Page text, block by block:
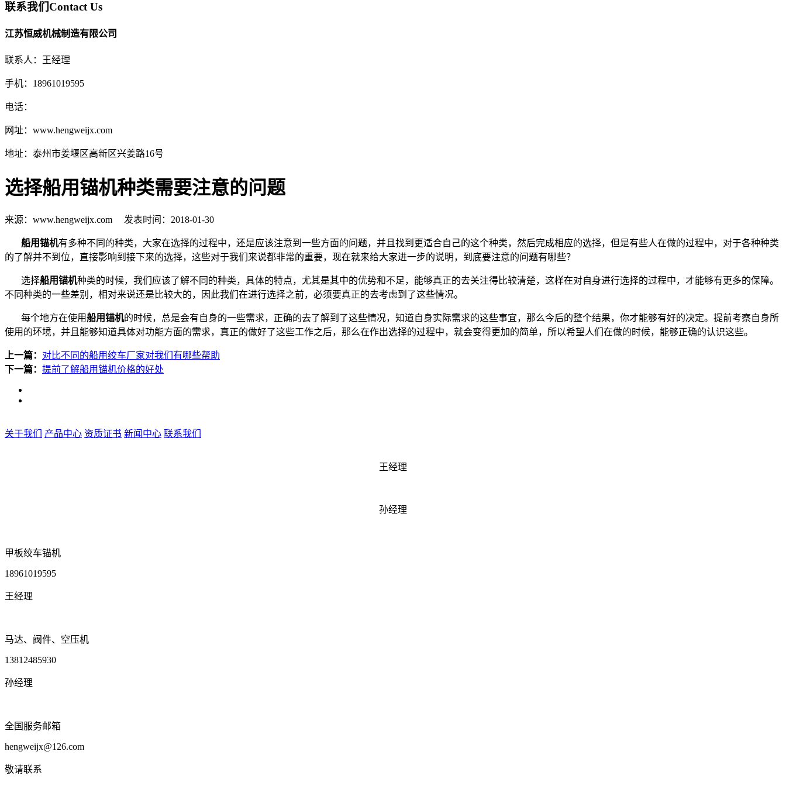
联系我们Contact Us
江苏恒威机械制造有限公司
联系人：王经理
手机：18961019595
电话：
网址：www.hengweijx.com
地址：泰州市姜堰区高新区兴姜路16号
选择船用锚机种类需要注意的问题
来源：www.hengweijx.com 发表时间：2018-01-30
船用锚机有多种不同的种类，大家在选择的过程中，还是应该注意到一些方面的问题，并且找到更适合自己的这个种类，然后完成相应的选择，但是有些人在做的过程中，对于各种种类
的了解并不到位，直接影响到接下来的选择，这些对于我们来说都非常的重要，现在就来给大家进一步的说明，到底要注意的问题有哪些？
选择船用锚机种类的时候，我们应该了解不同的种类，具体的特点，尤其是其中的优势和不足，能够真正的去关注得比较清楚，这样在对自身进行选择的过程中，才能够有更多的保障。
不同种类的一些差别，相对来说还是比较大的，因此我们在进行选择之前，必须要真正的去考虑到了这些情况。
每个地方在使用船用锚机的时候，总是会有自身的一些需求，正确的去了解到了这些情况，知道自身实际需求的这些事宜，那么今后的整个结果，你才能够有好的决定。提前考察自身所
使用的环境，并且能够知道具体对功能方面的需求，真正的做好了这些工作之后，那么在作出选择的过程中，就会变得更加的简单，所以希望人们在做的时候，能够正确的认识这些。
上一篇： 对比不同的船用绞车厂家对我们有哪些帮助
下一篇： 提前了解船用锚机价格的好处
关于我们 产品中心 资质证书 新闻中心 联系我们
王经理
孙经理
甲板绞车锚机
18961019595
王经理
马达、阀件、空压机
13812485930
孙经理
全国服务邮箱
hengweijx@126.com
敬请联系